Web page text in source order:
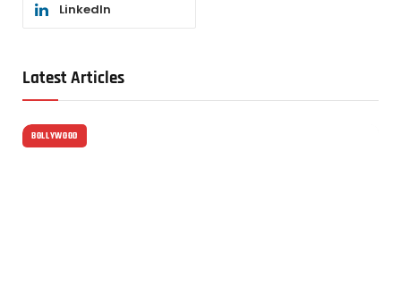
LinkedIn
Latest Articles
BOLLYWOOD